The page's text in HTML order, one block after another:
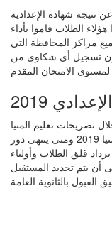
وطالبة عن نتيجة شهادة الإعدادية
وكانوا هؤلاء الطلاب قاموا بأداء
على جميع مراكز المحافظة التي
تسجيل أي شكاوى من
2019
تصريحات تعليم المنيا
عن موعد اعتماد نتيجة الشهادة الإعدادية المنيا 2019 ومتى ينتهى دور
قلق الطلاب وأولياء
أن يتم تحديد المستقبل